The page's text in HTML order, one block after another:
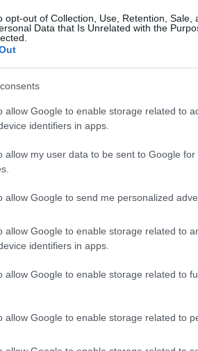
opt-out of Collection, Use, Retention, Sale,
Data that Is Unrelated with the
allow Google to enable storage related to
identifiers in apps.
allow my user data to be sent to Google
allow Google to send me personalized
allow Google to enable storage related to
identifiers in apps.
allow Google to enable storage related to
allow Google to enable storage related to
tart a tűzben. Minthogy az
Németország
vételét az USA
akarja akadályozni,
az amerikaiakkal.
Novatek magyar gyökerekkel
(CFO) február végén egy
hogy az amerikai